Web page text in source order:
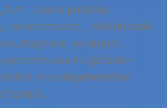
Lidi na počátku
vyslechnou ho… Někteří však
stagnace, vyčerpání
promítnu na můj případ –
neurodegenerativní
spojilo,